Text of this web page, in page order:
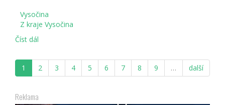
Vysočina
Z kraje Vysočina
Číst dál
na
vrcholy
Špičák
1 2 3 4 5 6 7 8 9 … další
Reklama